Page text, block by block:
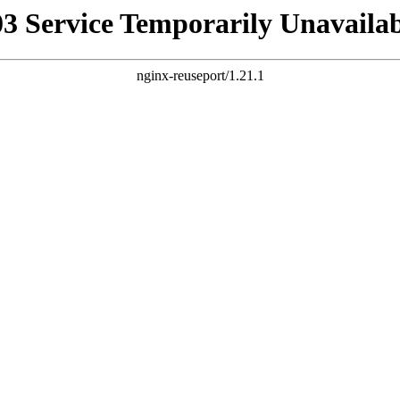
Service Temporarily
nginx-reuseport/1.21.1